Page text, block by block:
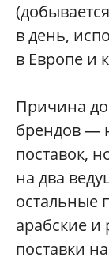
в день,
в Европе и
Причина
брендов —
поставок,
на два
остальные
арабские и
поставки